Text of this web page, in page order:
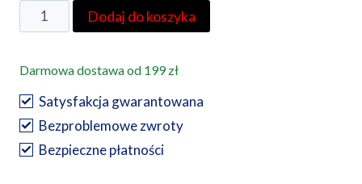
ilość
Noark
nadprądowy
Ex9BN
1P
C6
Dodaj do koszyka
Darmowa dostawa od 199 zł
Satysfakcja gwarantowana
Bezproblemowe zwroty
Bezpieczne płatności